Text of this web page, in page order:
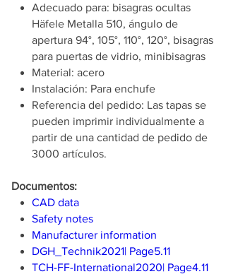
Adecuado para: bisagras ocultas
Häfele Metalla 510, ángulo de
apertura 94°, 105°, 110°, 120°, bisagras
para puertas de vidrio, minibisagras
Material: acero
Instalación: Para enchufe
Referencia del pedido: Las tapas se
pueden imprimir individualmente a
partir de una cantidad de pedido de
3000 artículos.
Documentos:
CAD data
Safety notes
Manufacturer information
DGH_Technik2021| Page5.11
TCH-FF-International2020| Page4.11